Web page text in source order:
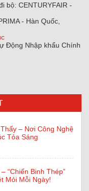
bộ: CENTURYFAIR -
- Hàn Quốc,
Động Nhập khẩu Chính
– Nơi Công Nghệ
Tỏa Sáng
“Chiến Binh Thép”
Mỏi Mỗi Ngày!